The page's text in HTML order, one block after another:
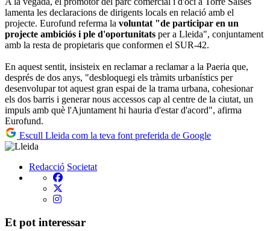
lamenta les declaracions de dirigents locals en relació amb el
projecte. Eurofund referma la voluntat "de participar en un
projecte ambiciós i ple d'oportunitats per a Lleida", conjuntament
amb la resta de propietaris que conformen el SUR-42.
En aquest sentit, insisteix en reclamar a reclamar a la Paeria que,
després de dos anys, "desbloquegi els tràmits urbanístics per
desenvolupar tot aquest gran espai de la trama urbana, cohesionar
els dos barris i generar nous accessos cap al centre de la ciutat, un
impuls amb què l'Ajuntament hi hauria d'estar d'acord", afirma
Eurofund.
Escull Lleida com la teva font preferida de Google
Redacció Societat
Et pot interessar